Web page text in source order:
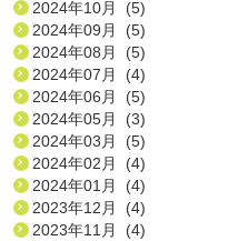
2024年10月 (5)
2024年09月 (5)
2024年08月 (5)
2024年07月 (4)
2024年06月 (5)
2024年05月 (3)
2024年03月 (5)
2024年02月 (4)
2024年01月 (4)
2023年12月 (4)
2023年11月 (4)